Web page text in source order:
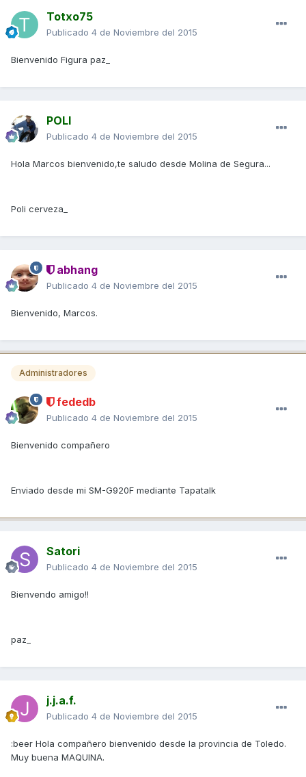
Totxo75
Publicado 4 de Noviembre del 2015
Bienvenido Figura paz_
POLI
Publicado 4 de Noviembre del 2015
Hola Marcos bienvenido,te saludo desde Molina de Segura...
Poli cerveza_
abhang
Publicado 4 de Noviembre del 2015
Bienvenido, Marcos.
Administradores
fededb
Publicado 4 de Noviembre del 2015
Bienvenido compañero
Enviado desde mi SM-G920F mediante Tapatalk
Satori
Publicado 4 de Noviembre del 2015
Bienvendo amigo!!
paz_
j.j.a.f.
Publicado 4 de Noviembre del 2015
:beer Hola compañero bienvenido desde la provincia de Toledo.
Muy buena MAQUINA.